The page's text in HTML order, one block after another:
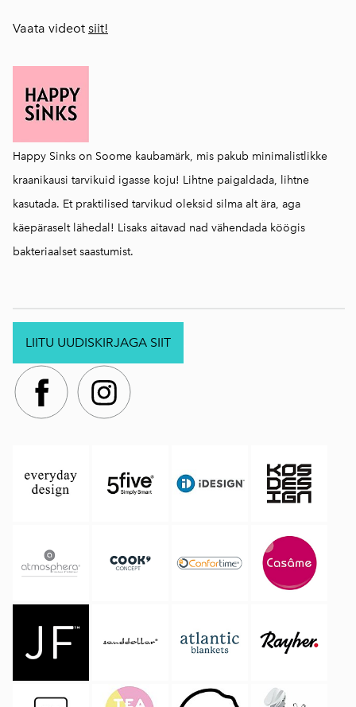
Vaata videot siit!
Happy Sinks on Soome kaubamärk, mis pakub minimalistlikke
kraanikausi tarvikuid igasse koju! Lihtne paigaldada, lihtne
kasutada. Et praktilised tarvikud oleksid silma alt ära, aga
käepäraselt lähedal! Lisaks aitavad nad vähendada köögis
bakteriaalset saastumist.
LIITU UUDISKIRJAGA SIIT